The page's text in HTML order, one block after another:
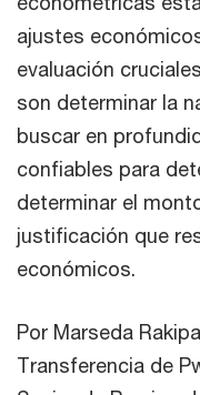
ajustes
evaluación
son determinar la
buscar en
confiables para
determinar el
justificación que
económicos.
Por Marseda
Transferencia de